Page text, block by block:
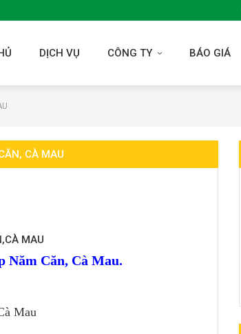
DỊCH VỤ CÔNG TY BÁO GIÁ
CÀ MAU
MAU
Năm Căn, Cà Mau.
Mau